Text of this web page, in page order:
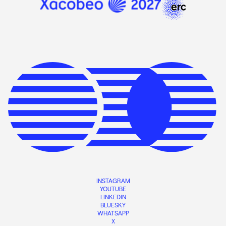
INSTAGRAM
YOUTUBE
LINKEDIN
BLUESKY
WHATSAPP
X